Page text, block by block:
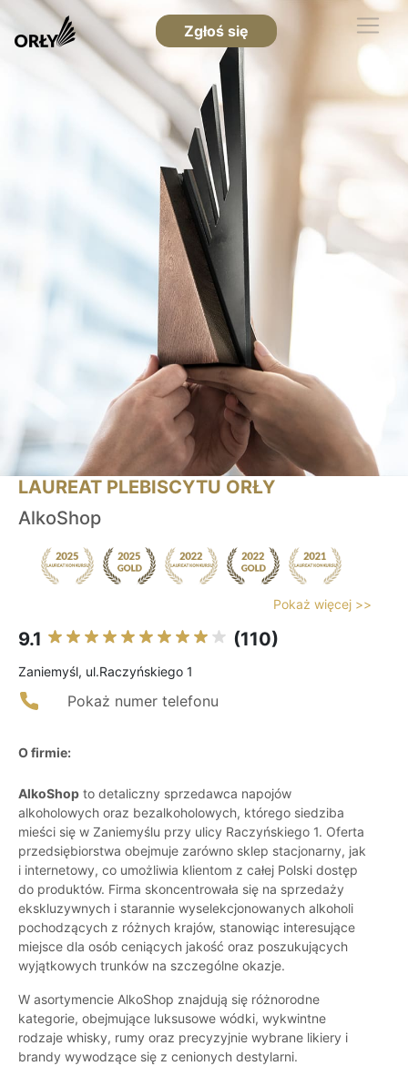
Zgłoś się
LAUREAT PLEBISCYTU ORŁY
AlkoShop
Pokaż więcej >>
9.1 (110)
Zaniemyśl, ul.Raczyńskiego 1
Pokaż numer telefonu
O firmie:
AlkoShop to detaliczny sprzedawca napojów
alkoholowych oraz bezalkoholowych, którego siedziba
mieści się w Zaniemyślu przy ulicy Raczyńskiego 1. Oferta
przedsiębiorstwa obejmuje zarówno sklep stacjonarny, jak
i internetowy, co umożliwia klientom z całej Polski dostęp
do produktów. Firma skoncentrowała się na sprzedaży
ekskluzywnych i starannie wyselekcjonowanych alkoholi
pochodzących z różnych krajów, stanowiąc interesujące
miejsce dla osób ceniących jakość oraz poszukujących
wyjątkowych trunków na szczególne okazje.
W asortymencie AlkoShop znajdują się różnorodne
kategorie, obejmujące luksusowe wódki, wykwintne
rodzaje whisky, rumy oraz precyzyjnie wybrane likiery i
brandy wywodzące się z cenionych destylarni.